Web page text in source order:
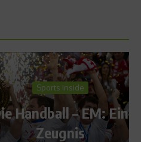
Inside
– EM: Ein